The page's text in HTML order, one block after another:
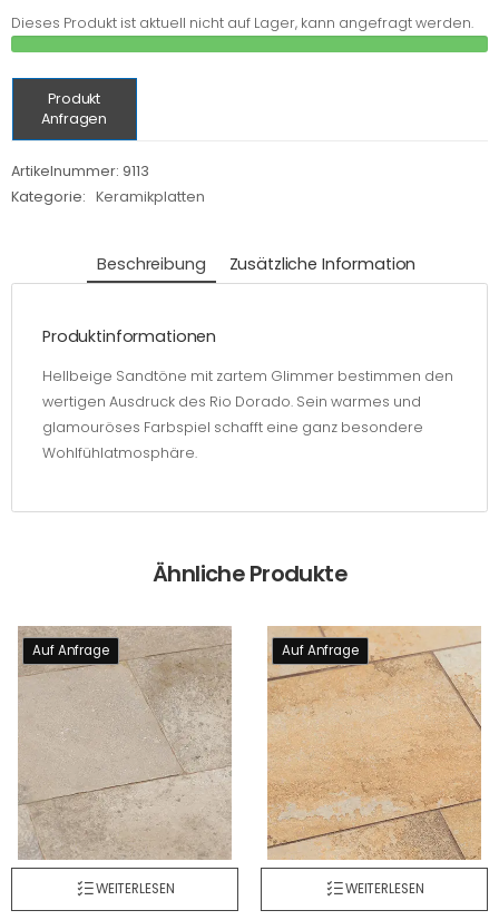
Dieses Produkt ist aktuell nicht auf Lager, kann angefragt werden.
Produkt
Anfragen
Artikelnummer: 9113
Kategorie:
Keramikplatten
Beschreibung Zusätzliche Information
Produktinformationen
Hellbeige Sandtöne mit zartem Glimmer bestimmen den
wertigen Ausdruck des Rio Dorado. Sein warmes und
glamouröses Farbspiel schafft eine ganz besondere
Wohlfühlatmosphäre.
Ähnliche Produkte
Auf Anfrage
WEITERLESEN
Auf Anfrage
WEITERLESEN